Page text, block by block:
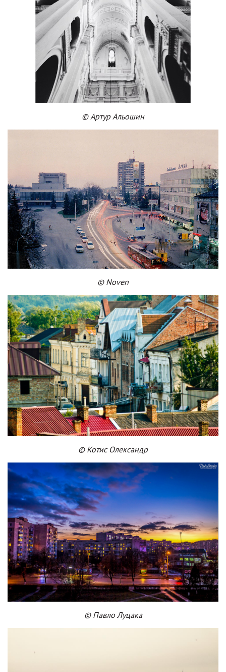
© Артур Альошин
© Noven
© Котис Олександр
© Павло Луцака